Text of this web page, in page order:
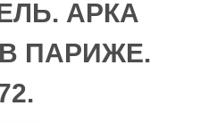
АРКА
ПАРИЖЕ.